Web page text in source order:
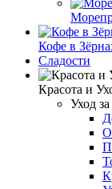
Кофе в
Сладости
Красота и
Уход